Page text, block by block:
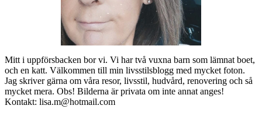
Mitt i uppförsbacken bor vi. Vi har två vuxna barn som lämnat boet,
och en katt. Välkommen till min livsstilsblogg med mycket foton.
Jag skriver gärna om våra resor, livsstil, hudvård, renovering och så
mycket mera. Obs! Bilderna är privata om inte annat anges!
Kontakt: lisa.m@hotmail.com